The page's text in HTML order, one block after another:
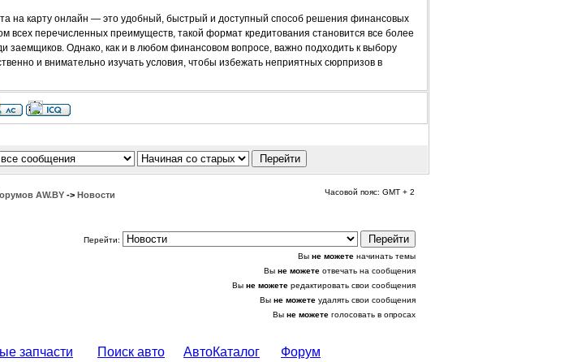
на карту онлайн — это удобный, быстрый и доступный способ решения финансовых
всех перечисленных преимуществ, такой формат кредитования становится все более
заемщиков. Однако, как и в любом финансовом вопросе, важно подходить к выбору
и внимательно изучать условия, чтобы избежать неприятных сюрпризов в
АW.BY -> Новости Часовой пояс: GMT + 2
Перейти:
Вы не можете начинать темы
Вы не можете отвечать на сообщения
Вы не можете редактировать свои сообщения
Вы не можете удалять свои сообщения
Вы не можете голосовать в опросах
запчасти Поиск авто АвтоКаталог Форум